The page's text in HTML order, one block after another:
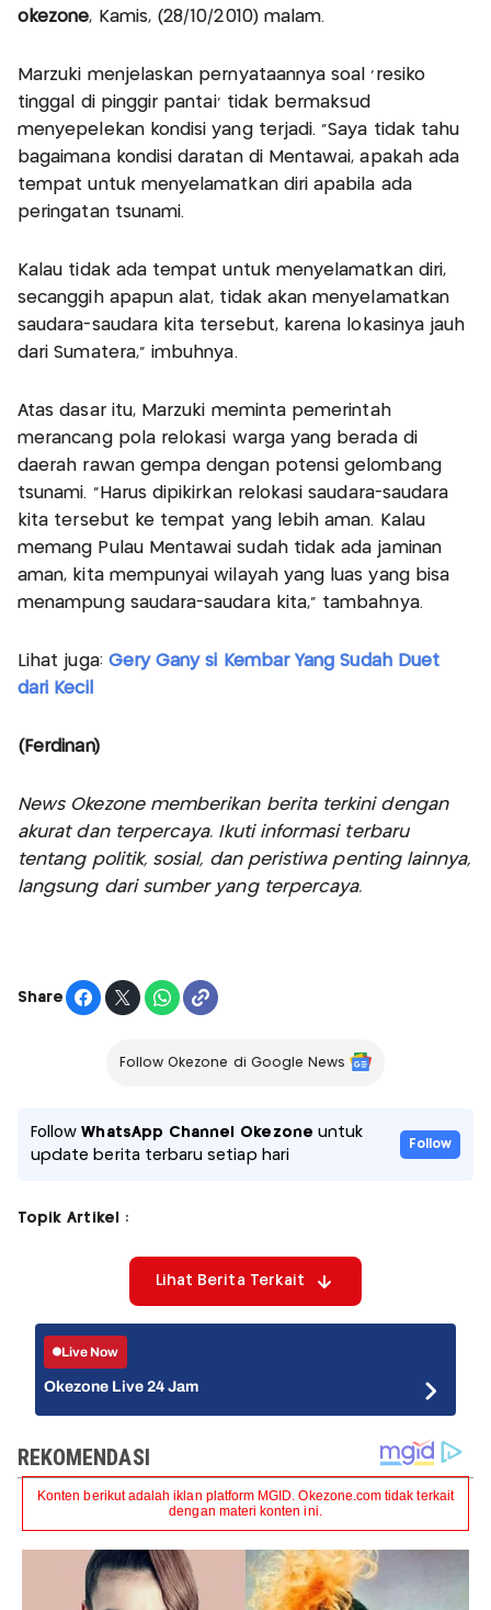
okezone, Kamis, (28/10/2010) malam.
Marzuki menjelaskan pernyataannya soal 'resiko
tinggal di pinggir pantai' tidak bermaksud
menyepelekan kondisi yang terjadi. "Saya tidak tahu
bagaimana kondisi daratan di Mentawai, apakah ada
tempat untuk menyelamatkan diri apabila ada
peringatan tsunami.
Kalau tidak ada tempat untuk menyelamatkan diri,
secanggih apapun alat, tidak akan menyelamatkan
saudara-saudara kita tersebut, karena lokasinya jauh
dari Sumatera," imbuhnya.
Atas dasar itu, Marzuki meminta pemerintah
merancang pola relokasi warga yang berada di
daerah rawan gempa dengan potensi gelombang
tsunami. "Harus dipikirkan relokasi saudara-saudara
kita tersebut ke tempat yang lebih aman. Kalau
memang Pulau Mentawai sudah tidak ada jaminan
aman, kita mempunyai wilayah yang luas yang bisa
menampung saudara-saudara kita," tambahnya.
Lihat juga: Gery Gany si Kembar Yang Sudah Duet
dari Kecil
(Ferdinan)
News Okezone memberikan berita terkini dengan
akurat dan terpercaya. Ikuti informasi terbaru
tentang politik, sosial, dan peristiwa penting lainnya,
langsung dari sumber yang terpercaya.
Share
Follow Okezone di Google News
FollowWhatsApp Channel Okezone untuk
update berita terbaru setiap hari
Follow
Topik Artikel :
Lihat Berita Terkait
Live Now
Okezone Live 24 Jam